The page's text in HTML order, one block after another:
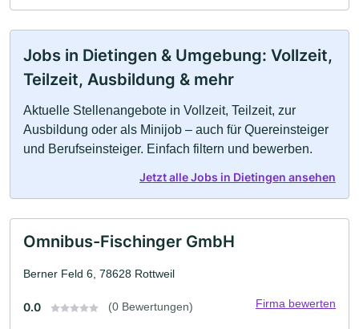
Jobs in Dietingen & Umgebung: Vollzeit,
Teilzeit, Ausbildung & mehr
Aktuelle Stellenangebote in Vollzeit, Teilzeit, zur
Ausbildung oder als Minijob – auch für Quereinsteiger
und Berufseinsteiger. Einfach filtern und bewerben.
Jetzt alle Jobs in Dietingen ansehen
Omnibus-Fischinger GmbH
Berner Feld 6, 78628 Rottweil
0.0 (0 Bewertungen) Firma bewerten